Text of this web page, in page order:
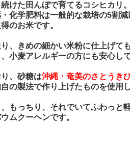
けた田んぼで育てるコシヒカリ。
化学肥料は一般的な栽培の5割減
のお米です。
、きめの細かい米粉に仕上げて
小麦アレルギーの方にも安心し
、砂糖は沖縄・奄美のさとうき
の製法で作り上げたものを使用
もっちり、それでいてふわっと軽
ムクーヘンです。